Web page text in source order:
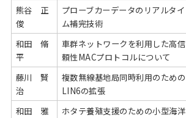
熊谷 正
俊
プローブカーデータのリアルタイ
ム補完技術
和田 脩
平
車群ネットワークを利用した高信
頼性MACプロトコルについて
藤川 賢
治
複数無線基地局同時利用のための
LIN6の拡張
和田 雅
ホタテ養殖支援のための小型海洋